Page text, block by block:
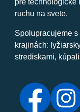
pre technologické
ruchu na svete.
Spolupracujeme
krajinách:
strediskami,